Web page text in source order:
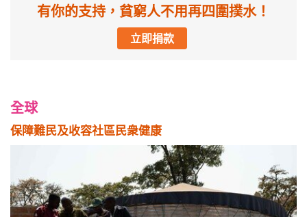
有你的支持，貧窮人不用再四圍撲水！
立即捐款
全球
保障難民及收容社區民衆健康